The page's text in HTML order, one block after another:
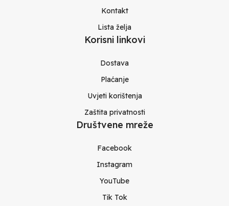
Kontakt
Lista želja
Korisni linkovi
Dostava
Plaćanje
Uvjeti korištenja
Zaštita privatnosti
Društvene mreže
Facebook
Instagram
YouTube
Tik Tok